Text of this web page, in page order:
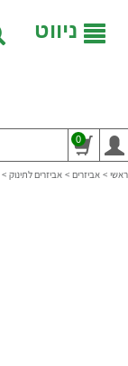
ניווט
0
ראשי > אביזרים > אביזרים לתינוק >